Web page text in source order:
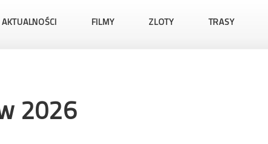
AKTUALNOŚCI FILMY ZLOTY TRASY
2026